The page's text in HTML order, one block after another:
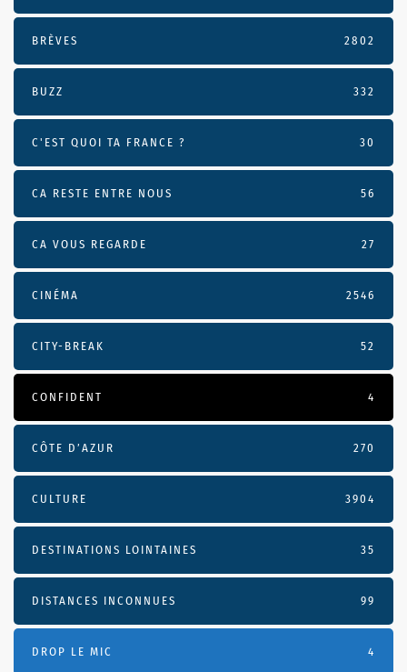
BRÈVES 2802
BUZZ 332
C'EST QUOI TA FRANCE ? 30
CA RESTE ENTRE NOUS 56
CA VOUS REGARDE 27
CINÉMA 2546
CITY-BREAK 52
CONFIDENT 4
CÔTE D’AZUR 270
CULTURE 3904
DESTINATIONS LOINTAINES 35
DISTANCES INCONNUES 99
DROP LE MIC 4